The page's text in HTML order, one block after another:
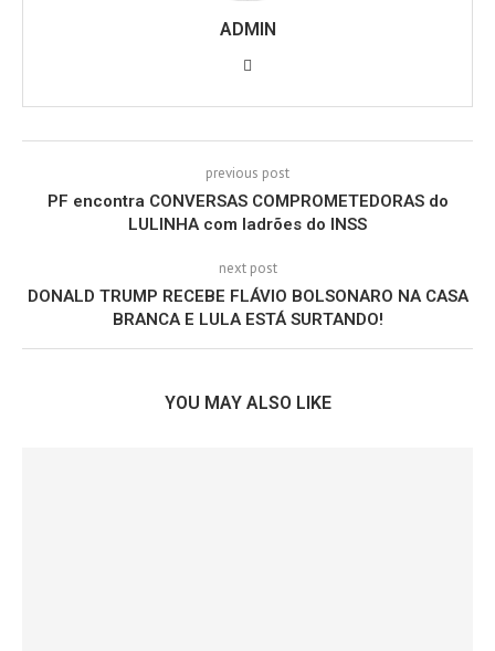
ADMIN
previous post
PF encontra CONVERSAS COMPROMETEDORAS do
LULINHA com ladrões do INSS
next post
DONALD TRUMP RECEBE FLÁVIO BOLSONARO NA CASA
BRANCA E LULA ESTÁ SURTANDO!
YOU MAY ALSO LIKE